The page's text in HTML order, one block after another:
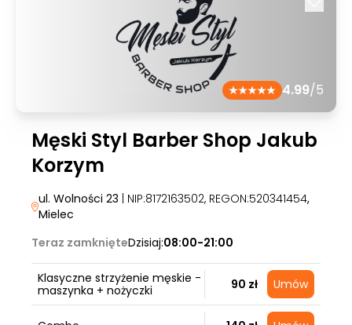
4.99/5
Męski Styl Barber Shop Jakub
Korzym
ul. Wolności 23 | NIP:8172163502, REGON:520341454,
Mielec
Teraz zamknięteDzisiaj:08:00-21:00
Klasyczne strzyżenie męskie -
maszynka + nożyczki
90 zł Umów